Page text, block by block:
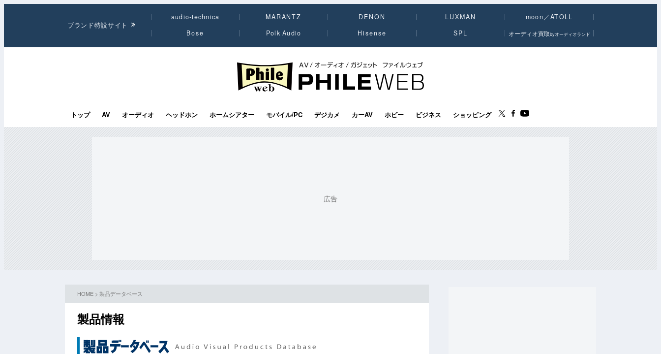
ブランド特設サイト
audio-technica MARANTZ DENON LUXMAN
moon／ATOLL
Bose
Polk Audio Hisense SPL オーディオ買取byオーディオランド
PHILE WEB｜AV/オーディオ/ガジェット
トップ AV オーディオ ヘッドホン ホームシアター モバイル/PC デジカメ カーAV ホビー ビジネス ショッピング
HOME > 製品データベース
製品情報